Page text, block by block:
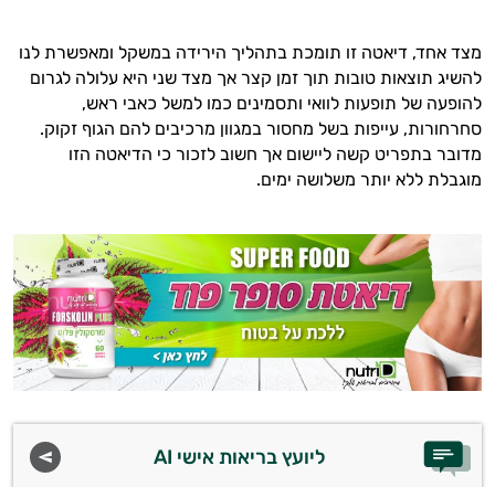
מצד אחד, דיאטה זו תומכת בתהליך הירידה במשקל ומאפשרת לנו
להשיג תוצאות טובות תוך זמן קצר אך מצד שני היא עלולה לגרום
להופעה של תופעות לוואי ותסמינים כמו למשל כאבי ראש,
סחרחורות, עייפות בשל מחסור במגוון מרכיבים להם הגוף זקוק.
מדובר בתפריט קשה ליישום אך חשוב לזכור כי הדיאטה הזו
מוגבלת ללא יותר משלושה ימים.
ליועץ בריאות אישי AI